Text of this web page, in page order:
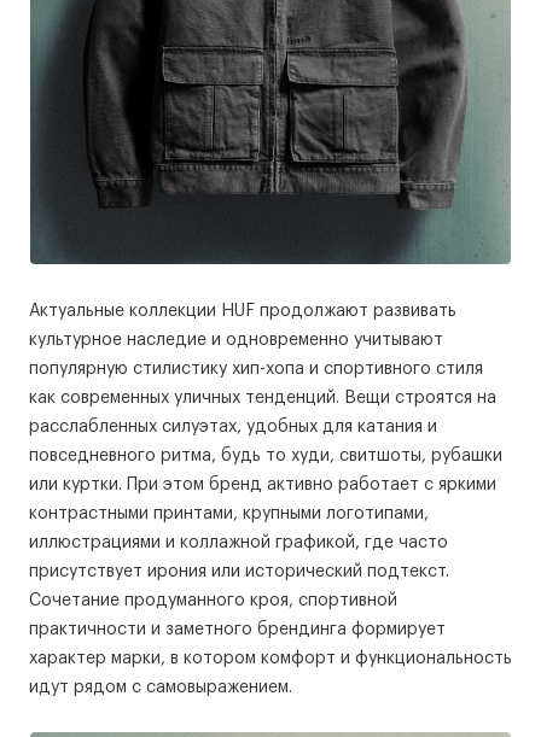
Актуальные коллекции HUF продолжают развивать
культурное наследие и одновременно учитывают
популярную стилистику хип-хопа и спортивного стиля
как современных уличных тенденций. Вещи строятся на
расслабленных силуэтах, удобных для катания и
повседневного ритма, будь то худи, свитшоты, рубашки
или куртки. При этом бренд активно работает с яркими
контрастными принтами, крупными логотипами,
иллюстрациями и коллажной графикой, где часто
присутствует ирония или исторический подтекст.
Сочетание продуманного кроя, спортивной
практичности и заметного брендинга формирует
характер марки, в котором комфорт и функциональность
идут рядом с самовыражением.